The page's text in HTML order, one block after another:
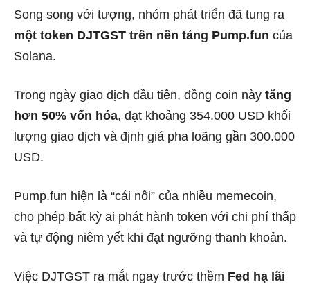
Song song với tượng, nhóm phát triển đã tung ra
một token DJTGST trên nền tảng Pump.fun của
Solana.
Trong ngày giao dịch đầu tiên, đồng coin này tăng
hơn 50% vốn hóa, đạt khoảng 354.000 USD khối
lượng giao dịch và định giá pha loãng gần 300.000
USD.
Pump.fun hiện là “cái nôi” của nhiều memecoin,
cho phép bất kỳ ai phát hành token với chi phí thấp
và tự động niêm yết khi đạt ngưỡng thanh khoản.
Việc DJTGST ra mắt ngay trước thềm Fed hạ lãi